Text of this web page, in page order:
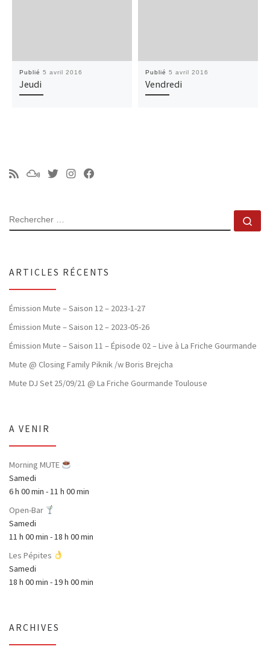
Publié 5 avril 2016
Jeudi
Publié 5 avril 2016
Vendredi
RECHERCHER
ARTICLES RÉCENTS
Émission Mute – Saison 12 – 2023-1-27
Émission Mute – Saison 12 – 2023-05-26
Émission Mute – Saison 11 – Épisode 02 – Live à La Friche Gourmande
Mute @ Closing Family Piknik /w Boris Brejcha
Mute DJ Set 25/09/21 @ La Friche Gourmande Toulouse
A VENIR
Morning MUTE
Samedi
6 h 00 min -11 h 00 min
Open-Bar
Samedi
11 h 00 min -18 h 00 min
Les Pépites
Samedi
18 h 00 min -19 h 00 min
ARCHIVES